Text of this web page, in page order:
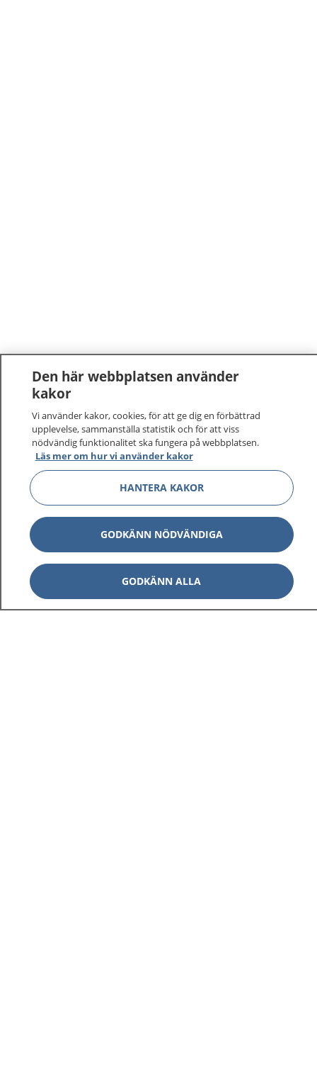
Den här webbplatsen använder
kakor
Vi använder kakor, cookies, för att ge dig en förbättrad
upplevelse, sammanställa statistik och för att viss
nödvändig funktionalitet ska fungera på webbplatsen.
Läs mer om hur vi använder kakor
HANTERA KAKOR
GODKÄNN NÖDVÄNDIGA
GODKÄNN ALLA